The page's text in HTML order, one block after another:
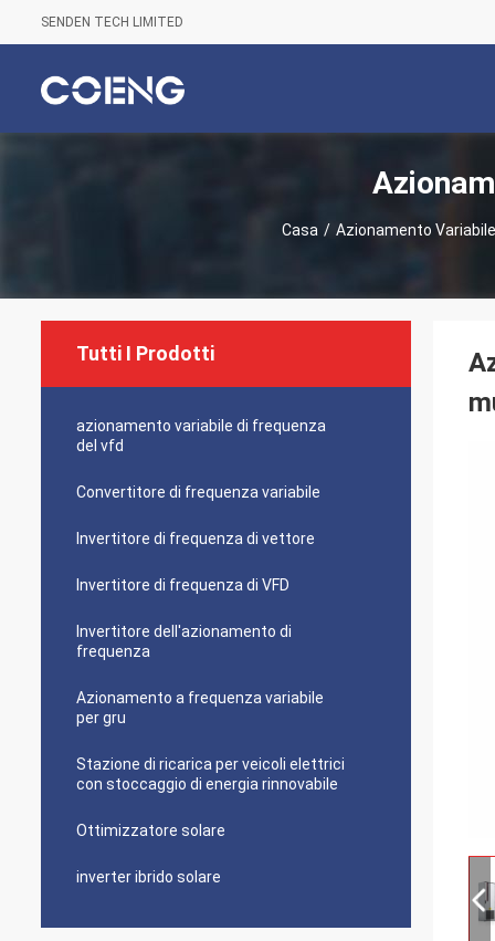
SENDEN TECH LIMITED
Casa / Azionamento
Tutti I Prodotti
azionamento variabile di frequenza
del vfd
Convertitore di frequenza variabile
Invertitore di frequenza di vettore
Invertitore di frequenza di VFD
Invertitore dell'azionamento di
frequenza
Azionamento a frequenza variabile
per gru
Stazione di ricarica per veicoli elettrici
con stoccaggio di energia rinnovabile
Ottimizzatore solare
inverter ibrido solare